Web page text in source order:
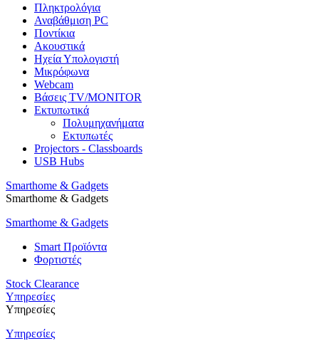
Πληκτρολόγια
Αναβάθμιση PC
Ποντίκια
Ακουστικά
Ηχεία Υπολογιστή
Μικρόφωνα
Webcam
Βάσεις TV/MONITOR
Εκτυπωτικά
Πολυμηχανήματα
Εκτυπωτές
Projectors - Classboards
USB Hubs
Smarthome & Gadgets
Smarthome & Gadgets
Smarthome & Gadgets
Smart Προϊόντα
Φορτιστές
Stock Clearance
Υπηρεσίες
Υπηρεσίες
Υπηρεσίες